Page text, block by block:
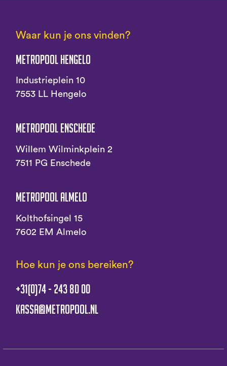
Waar kun je ons vinden?
Metropool Hengelo
Industrieplein 10
7553 LL Hengelo
Metropool Enschede
Willem Wilminkplein 2
7511 PG Enschede
Metropool Almelo
Kolthofsingel 15
7602 EM Almelo
Hoe kun je ons bereiken?
+31(0)74 - 243 80 00
kassa@metropool.nl